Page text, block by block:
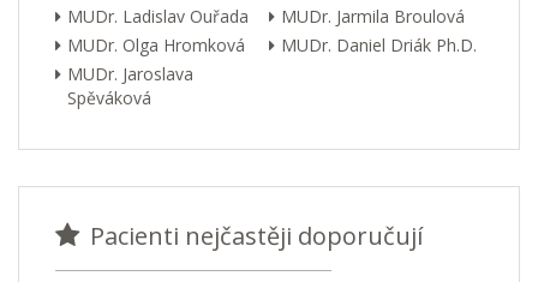
MUDr. Ladislav Ouřada
MUDr. Jarmila Broulová
MUDr. Olga Hromková
MUDr. Daniel Driák Ph.D.
MUDr. Jaroslava
Spěváková
Pacienti nejčastěji doporučují